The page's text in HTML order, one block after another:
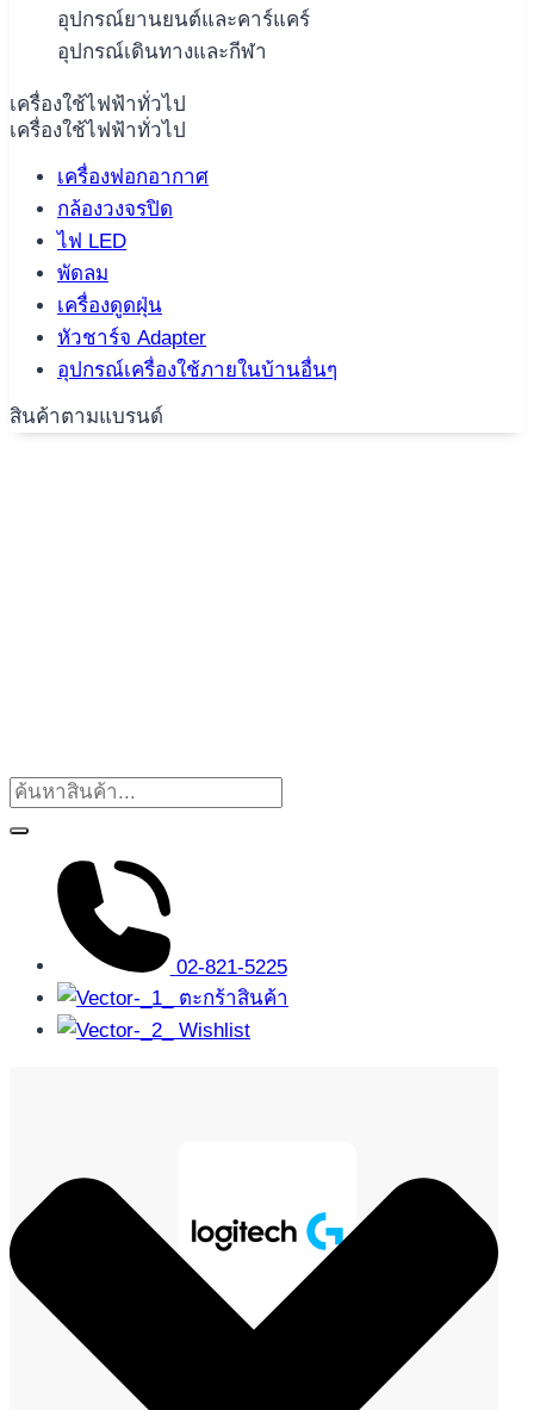
อุปกรณ์ยานยนต์และคาร์แคร์
อุปกรณ์เดินทางและกีฬา
เครื่องใช้ไฟฟ้าทั่วไป
เครื่องใช้ไฟฟ้าทั่วไป
เครื่องฟอกอากาศ
กล้องวงจรปิด
ไฟ LED
พัดลม
เครื่องดูดฝุ่น
หัวชาร์จ Adapter
อุปกรณ์เครื่องใช้ภายในบ้านอื่นๆ
สินค้าตามแบรนด์
02-821-5225
ตะกร้าสินค้า
Wishlist